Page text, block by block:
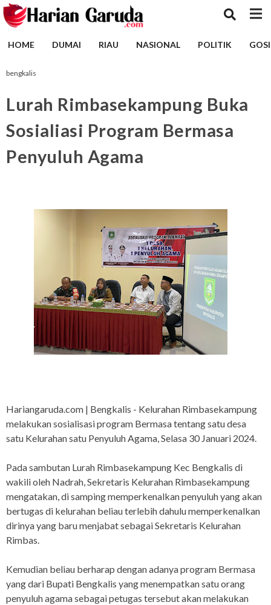
HOME DUMAI RIAU NASIONAL POLITIK
bengkalis
Lurah Rimbasekampung Buka
Sosialiasi Program Bermasa
Penyuluh Agama
Hariangaruda.com | Bengkalis - Kelurahan Rimbasekampung
melakukan sosialisasi program Bermasa tentang satu desa
satu Kelurahan satu Penyuluh Agama, Selasa 30 Januari 2024.
Pada sambutan Lurah Rimbasekampung Kec Bengkalis di
wakili oleh Nadrah, Sekretaris Kelurahan Rimbasekampung
mengatakan, di samping memperkenalkan penyuluh yang akan
bertugas di kelurahan beliau terlebih dahulu memperkenalkan
dirinya yang baru menjabat sebagai Sekretaris Kelurahan
Rimbas.
Kemudian beliau berharap dengan adanya program Bermasa
yang dari Bupati Bengkalis yang menempatkan satu orang
penyuluh agama sebagai petugas tersebut akan melakukan